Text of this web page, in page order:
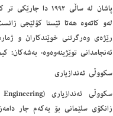
پاشان لە ساڵی
لەو کاتەوە ھەتا ئێستا کۆلێجی
رێژەی وەرگرتنی خوێندکاران و
ئەنجامدانی توێژینەوەوە. بەشەکان:
سکووڵی ئەندازیاری
زانکۆی سلێمانی بۆ یەکەم جار